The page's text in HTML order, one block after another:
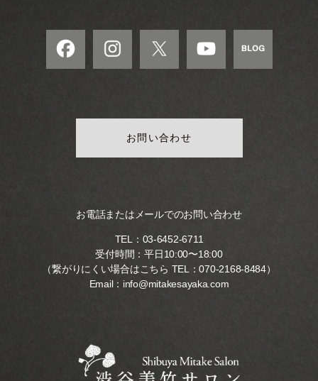
お問い合わせ
お電話またはメールでのお問い合わせ
TEL： 03-6452-6711
受付時間：平日10:00〜18:00
（繋がりにくい場合はこちら TEL：070-2168-8484）
Email： info@mitakesayaka.com